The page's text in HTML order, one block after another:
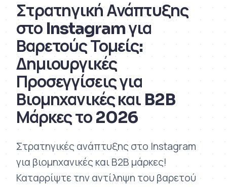
Στρατηγική Ανάπτυξης
στο Instagram για
Βαρετούς Τομείς:
Δημιουργικές
Προσεγγίσεις για
Βιομηχανικές και B2B
Μάρκες το 2026
Στρατηγικές ανάπτυξης στο Instagram
για βιομηχανικές και B2B μάρκες!
Καταρρίψτε την αντίληψη του βαρετού